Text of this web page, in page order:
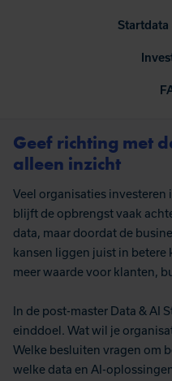
Startdata
Geef richting met
alleen inzicht
Veel organisaties investeren
blijft de opbrengst vaak
data, maar doordat de
kansen liggen juist in betere
meer waarde voor klanten,
In de post-master Data & AI
einddoel. Wat wil je
Welke besluiten vragen om
welke data en AI-